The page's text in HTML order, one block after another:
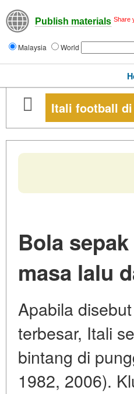
Publish materials Share
Malaysia World
Itali football di
Bola
masa lalu
Apabila
terbesar, Itali
bintang di
1982, 2006).